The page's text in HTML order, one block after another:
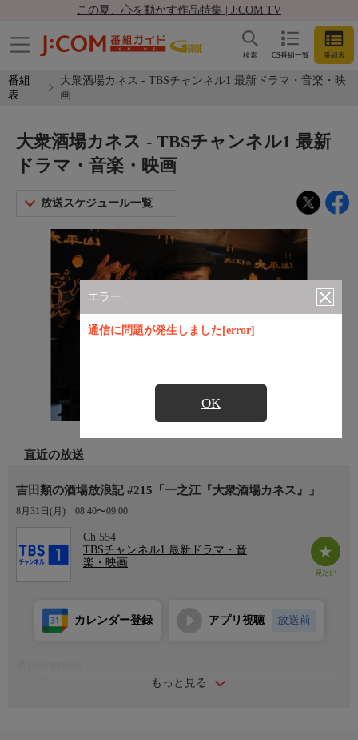
この夏、心を動かす作品特集 | J:COM TV
CS番組一覧 番組表
検索
番組
表
大衆酒場カネス - TBSチャンネル1 最新ドラマ・音楽・映
画
エラー
通信に問題が発生しました[error]
OK
大衆酒場カネス - TBSチャンネル1 最新
ドラマ・音楽・映画
放送スケジュール一覧
直近の放送
吉田類の酒場放浪記 #215「一之江『大衆酒場カネス』」
8月31日(月) 08:40〜09:00
Ch.554
TBSチャンネル1 最新ドラマ・音
楽・映画
もっと見る
カレンダー登録 アプリ視聴 放送前